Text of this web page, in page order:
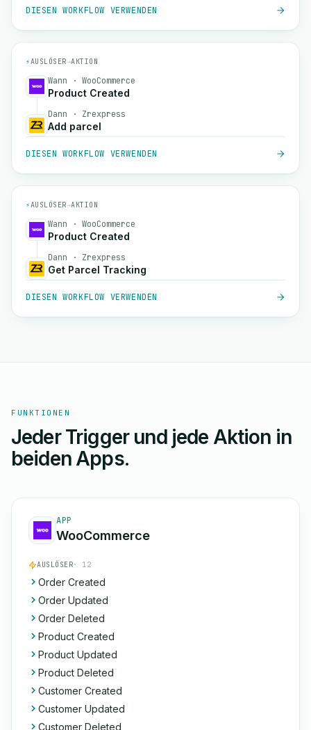
DIESEN WORKFLOW VERWENDEN
⚡AUSLÖSER→AKTION
Wann · WooCommerce
Product Created
Dann · Zrexpress
Add parcel
DIESEN WORKFLOW VERWENDEN
⚡AUSLÖSER→AKTION
Wann · WooCommerce
Product Created
Dann · Zrexpress
Get Parcel Tracking
DIESEN WORKFLOW VERWENDEN
FUNKTIONEN
Jeder Trigger und jede Aktion in
beiden Apps.
APP
WooCommerce
AUSLÖSER· 12
Order Created
Order Updated
Order Deleted
Product Created
Product Updated
Product Deleted
Customer Created
Customer Updated
Customer Deleted